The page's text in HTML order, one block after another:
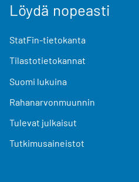
Löydä nopeasti
StatFin-tietokanta
Tilastotietokannat
Suomi lukuina
Rahanarvonmuunnin
Tulevat julkaisut
Tutkimusaineistot